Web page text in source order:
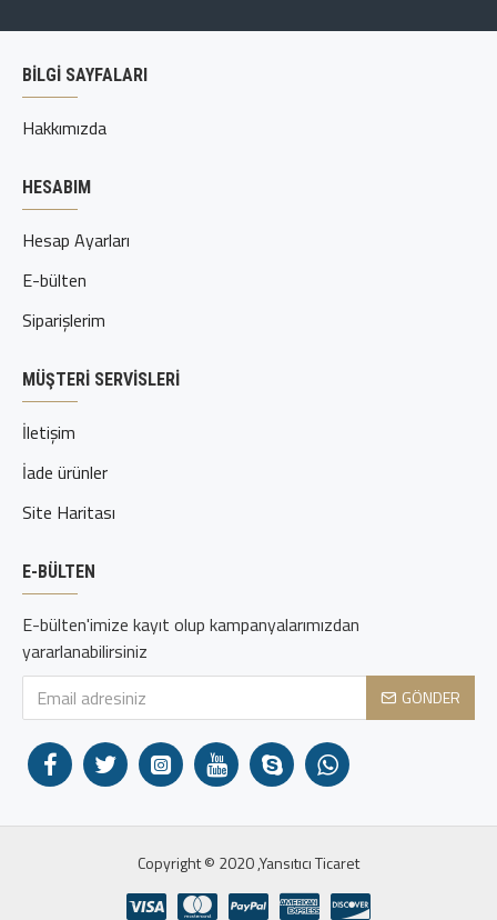
BİLGİ SAYFALARI
Hakkımızda
HESABIM
Hesap Ayarları
E-bülten
Siparişlerim
MÜŞTERI SERVISLERI
İletişim
İade ürünler
Site Haritası
E-BÜLTEN
E-bülten'imize kayıt olup kampanyalarımızdan
yararlanabilirsiniz
GÖNDER
Copyright © 2020 ,Yansıtıcı Ticaret